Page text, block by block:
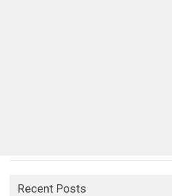
Recent Posts